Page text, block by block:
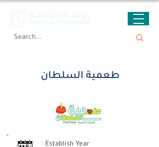
طعمية السلطان
طعمية السلطان
Establish Year